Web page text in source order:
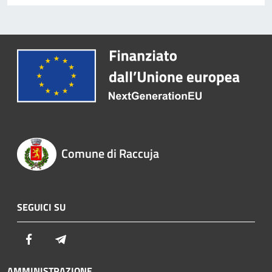
Comune di Raccuja
SEGUICI SU
Facebook